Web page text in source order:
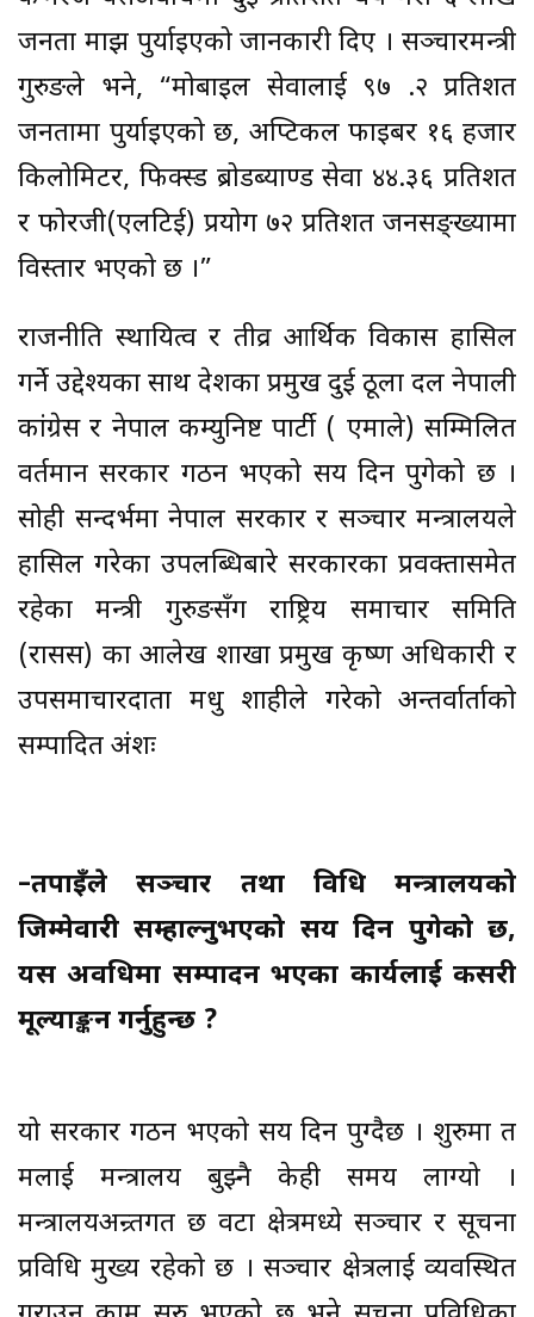
जनता माझ पुर्याइएको जानकारी दिए । सञ्चारमन्त्री
गुरुङले भने, “मोबाइल सेवालाई ९७ .२ प्रतिशत
जनतामा पुर्याइएको छ, अप्टिकल फाइबर १६ हजार
किलोमिटर, फिक्स्ड ब्रोडब्याण्ड सेवा ४४.३६ प्रतिशत
र फोरजी(एलटिई) प्रयोग ७२ प्रतिशत जनसङ्ख्यामा
विस्तार भएको छ ।”
राजनीति स्थायित्व र तीव्र आर्थिक विकास हासिल
गर्ने उद्देश्यका साथ देशका प्रमुख दुई ठूला दल नेपाली
कांग्रेस र नेपाल कम्युनिष्ट पार्टी ( एमाले) सम्मिलित
वर्तमान सरकार गठन भएको सय दिन पुगेको छ ।
सोही सन्दर्भमा नेपाल सरकार र सञ्चार मन्त्रालयले
हासिल गरेका उपलब्धिबारे सरकारका प्रवक्तासमेत
रहेका मन्त्री गुरुङसँग राष्ट्रिय समाचार समिति
(रासस) का आलेख शाखा प्रमुख कृष्ण अधिकारी र
उपसमाचारदाता मधु शाहीले गरेको अन्तर्वार्ताको
सम्पादित अंशः
–तपाइँले सञ्चार तथा प्रविधि मन्त्रालयको
जिम्मेवारी सम्हाल्नुभएको सय दिन पुगेको छ,
यस अवधिमा सम्पादन भएका कार्यलाई कसरी
मूल्याङ्कन गर्नुहुन्छ ?
यो सरकार गठन भएको सय दिन पुग्दैछ । शुरुमा त
मलाई मन्त्रालय बुझ्नै केही समय लाग्यो ।
मन्त्रालयअन्र्तगत छ वटा क्षेत्रमध्ये सञ्चार र सूचना
प्रविधि मुख्य रहेको छ । सञ्चार क्षेत्रलाई व्यवस्थित